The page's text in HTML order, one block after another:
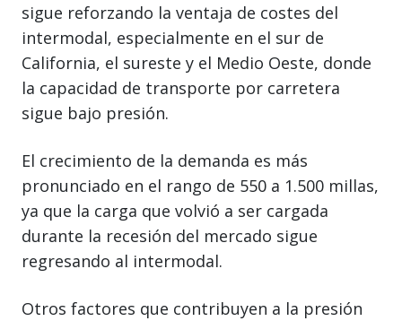
sigue reforzando la ventaja de costes del
intermodal, especialmente en el sur de
California, el sureste y el Medio Oeste, donde
la capacidad de transporte por carretera
sigue bajo presión.
El crecimiento de la demanda es más
pronunciado en el rango de 550 a 1.500 millas,
ya que la carga que volvió a ser cargada
durante la recesión del mercado sigue
regresando al intermodal.
Otros factores que contribuyen a la presión